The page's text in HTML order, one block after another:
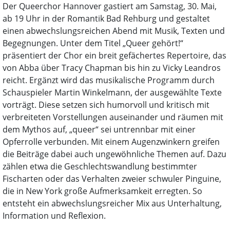
Der Queerchor Hannover gastiert am Samstag, 30. Mai,
ab 19 Uhr in der Romantik Bad Rehburg und gestaltet
einen abwechslungsreichen Abend mit Musik, Texten und
Begegnungen. Unter dem Titel „Queer gehört!“
präsentiert der Chor ein breit gefächertes Repertoire, das
von Abba über Tracy Chapman bis hin zu Vicky Leandros
reicht. Ergänzt wird das musikalische Programm durch
Schauspieler Martin Winkelmann, der ausgewählte Texte
vorträgt. Diese setzen sich humorvoll und kritisch mit
verbreiteten Vorstellungen auseinander und räumen mit
dem Mythos auf, „queer“ sei untrennbar mit einer
Opferrolle verbunden. Mit einem Augenzwinkern greifen
die Beiträge dabei auch ungewöhnliche Themen auf. Dazu
zählen etwa die Geschlechtswandlung bestimmter
Fischarten oder das Verhalten zweier schwuler Pinguine,
die in New York große Aufmerksamkeit erregten. So
entsteht ein abwechslungsreicher Mix aus Unterhaltung,
Information und Reflexion.